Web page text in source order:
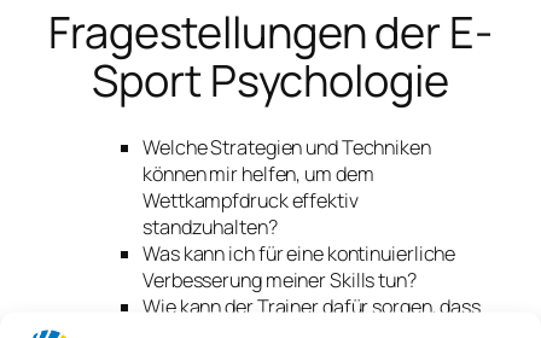
Fragestellungen der E-
Sport Psychologie
Welche Strategien und Techniken
können mir helfen, um dem
Wettkampfdruck effektiv
standzuhalten?
Was kann ich für eine kontinuierliche
Verbesserung meiner Skills tun?
Wie kann der Trainer dafür sorgen, dass